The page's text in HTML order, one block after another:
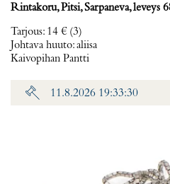
Rintakoru, Pitsi, Sarpaneva, leveys
Tarjous: 14 € (3)
Johtava huuto:aliisa
Kaivopihan Pantti
11.8.2026 19:33:30